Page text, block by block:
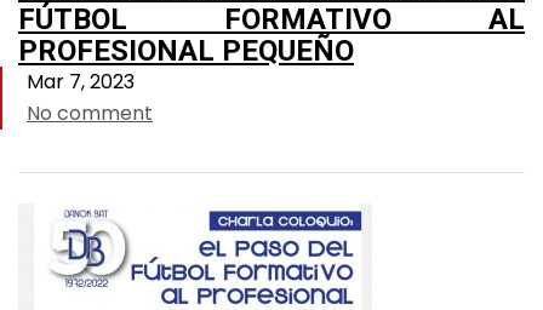
FÚTBOL FORMATIVO AL
PROFESIONAL PEQUEÑO
Mar 7, 2023
No comment